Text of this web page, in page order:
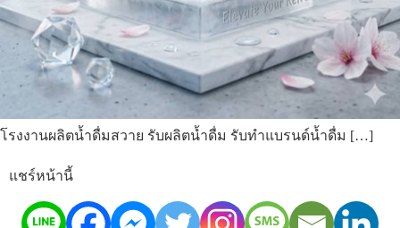
โรงงานผลิตน้ำดื่มสวาย รับผลิตน้ำดื่ม รับทำแบรนด์น้ำดื่ม […]
แชร์หน้านี้